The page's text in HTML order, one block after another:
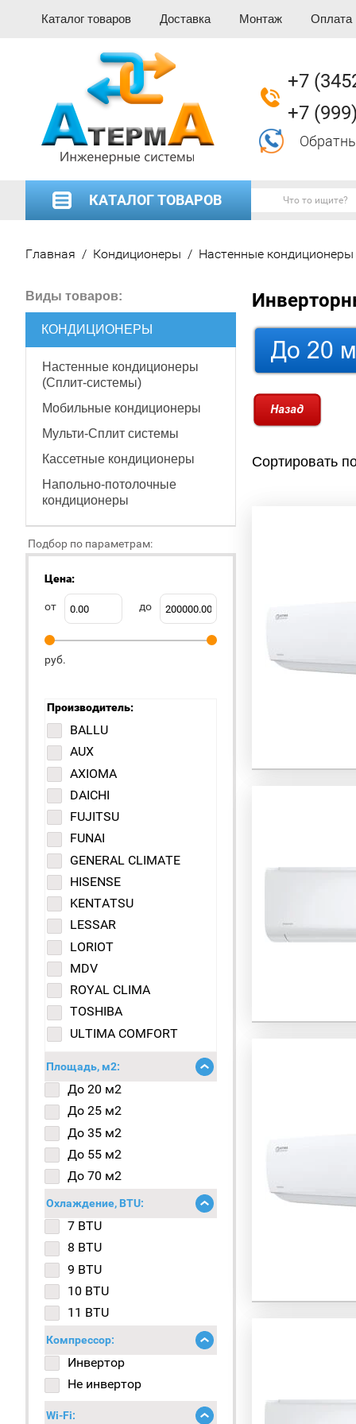
Каталог товаров Доставка Монтаж Оплата
+7
+7 (999)
КАТАЛОГ ТОВАРОВ
Главная / Кондиционеры / Настенные
Виды товаров:
КОНДИЦИОНЕРЫ
Настенные кондиционеры
(Сплит-системы)
Мобильные кондиционеры
Мульти-Сплит системы
Кассетные кондиционеры
Напольно-потолочные
кондиционеры
Подбор по параметрам:
Цена:
от до
руб.
Производитель:
BALLU
AUX
AXIOMA
DAICHI
FUJITSU
FUNAI
GENERAL CLIMATE
HISENSE
KENTATSU
LESSAR
LORIOT
MDV
ROYAL CLIMA
TOSHIBA
ULTIMA COMFORT
Площадь, м2:
До 20 м2
До 25 м2
До 35 м2
До 55 м2
До 70 м2
До 100 м2
Более 100 м2
Охлаждение, BTU:
7 BTU
8 BTU
9 BTU
10 BTU
11 BTU
13 BTU
14 BTU
18 BTU
Компрессор:
Инвертор
Не инвертор
Wi-Fi:
Сортировать